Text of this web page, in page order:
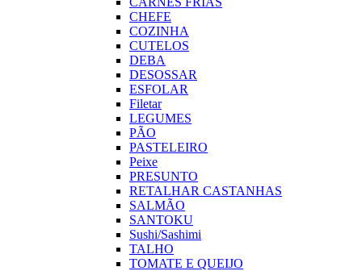
CHEFE
COZINHA
CUTELOS
DEBA
DESOSSAR
ESFOLAR
Filetar
LEGUMES
PÃO
PASTELEIRO
Peixe
PRESUNTO
RETALHAR CASTANHAS
SALMÃO
SANTOKU
Sushi/Sashimi
TALHO
TOMATE E QUEIJO